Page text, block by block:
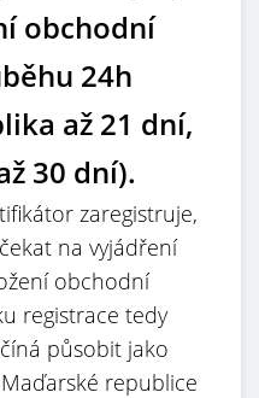
obchodní
24h
až 21 dní,
30 dní).
zaregistruje,
na vyjádření
obchodní
registrace tedy
působit jako
republice